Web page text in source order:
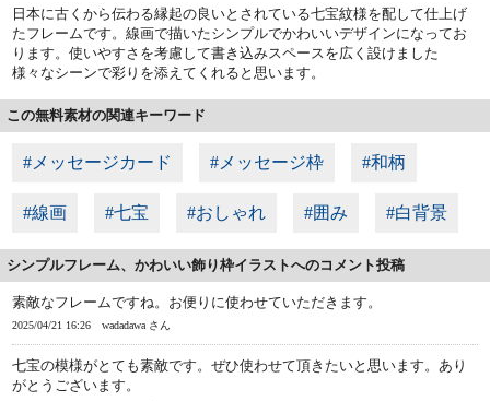
日本に古くから伝わる縁起の良いとされている七宝紋様を配して仕上げ
たフレームです。線画で描いたシンプルでかわいいデザインになってお
ります。使いやすさを考慮して書き込みスペースを広く設けました
様々なシーンで彩りを添えてくれると思います。
この無料素材の関連キーワード
#メッセージカード #メッセージ枠 #和柄
#線画 #七宝 #おしゃれ #囲み #白背景
シンプルフレーム、かわいい飾り枠イラストへのコメント投稿
素敵なフレームですね。お便りに使わせていただきます。
2025/04/21 16:26 wadadawa さん
七宝の模様がとても素敵です。ぜひ使わせて頂きたいと思います。あり
がとうございます。